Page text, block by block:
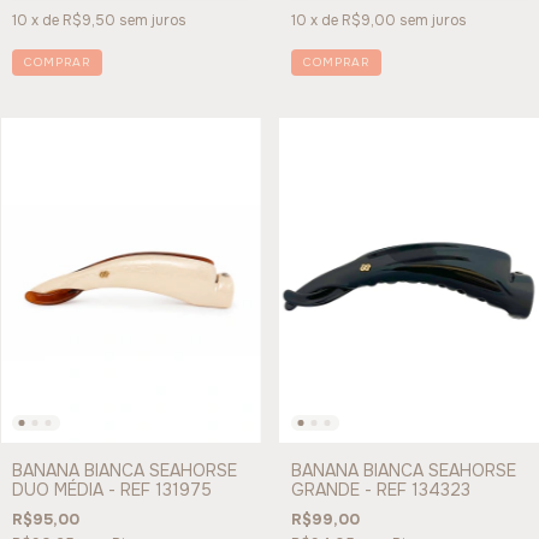
10 x de R$9,50 sem juros
COMPRAR
10 x de R$9,00 sem juros
COMPRAR
BANANA BIANCA SEAHORSE
DUO MÉDIA - REF 131975
R$95,00
BANANA BIANCA SEAHORSE
GRANDE - REF 134323
R$99,00